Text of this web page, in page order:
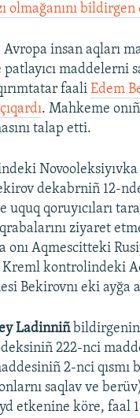
olmağanını bildirgen
insan aqları
patlayıcı maddelerni
faali Edem
. Mahkeme
talap etti.
Novooleksiyıvka
dekabrniñ 12-
qoruyıcıları
ziyaret
onı Aqmescitteki
Kreml kontrolindeki
Bekirovnı eki ayğa
Ladinniñ
222-nci
2-nci qısmı
saqlav ve
etkenine köre, faal